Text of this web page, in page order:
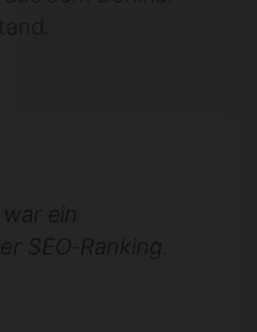
ein
SEO-Ranking.